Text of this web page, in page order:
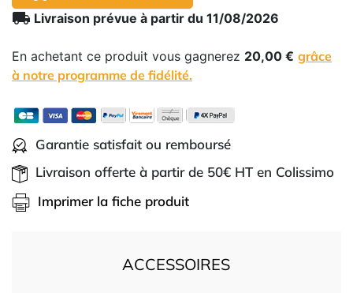
local_shipping Livraison prévue à partir du 11/08/2026
En achetant ce produit vous gagnerez 20,00 € grâce
à notre programme de fidélité.
Garantie satisfait ou remboursé
Livraison offerte à partir de 50€ HT en Colissimo
Imprimer la fiche produit
ACCESSOIRES